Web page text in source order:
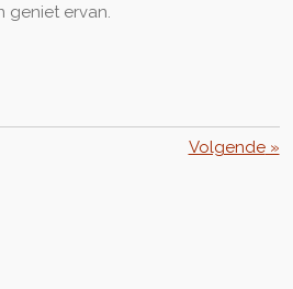
geniet ervan.
Volgende»